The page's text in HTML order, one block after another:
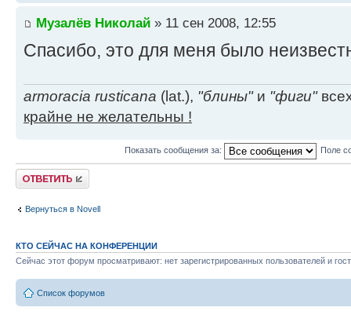
Музалёв Николай » 11 сен 2008, 12:55
Спасибо, это для меня было
armoracia rusticana (lat.), "блины"и "фиги"
крайне не желательны !
Показать сообщения за: Поле
Ответить
Вернуться в Novell
КТО СЕЙЧАС НА КОНФЕРЕНЦИИ
Сейчас этот форум просматривают: нет зарегистрированных пользователей и
Список форумов